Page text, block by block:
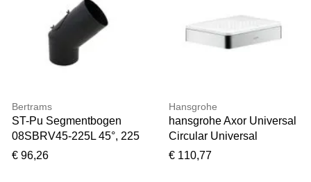
Bertrams
ST-Pu Segmentbogen
08SBRV45-225L 45°, 225
mm, geschweißt,
€ 96,26
Hansgrohe
hansgrohe Axor Universal
Circular Universal
Seifenschale 42803000
€ 110,77